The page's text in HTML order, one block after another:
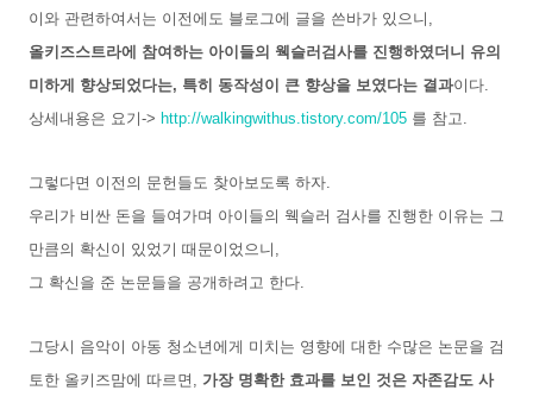
이와 관련하여서는 이전에도 블로그에 글을 쓴바가 있으니,
올키즈스트라에 참여하는 아이들의 웩슬러검사를 진행하였더니 유의
미하게 향상되었다는, 특히 동작성이 큰 향상을 보였다는 결과이다.
상세내용은 요기-> http://walkingwithus.tistory.com/105 를 참고.
그렇다면 이전의 문헌들도 찾아보도록 하자.
우리가 비싼 돈을 들여가며 아이들의 웩슬러 검사를 진행한 이유는 그
만큼의 확신이 있었기 때문이었으니,
그 확신을 준 논문들을 공개하려고 한다.
그당시 음악이 아동 청소년에게 미치는 영향에 대한 수많은 논문을 검
토한 올키즈맘에 따르면, 가장 명확한 효과를 보인 것은 자존감도 사